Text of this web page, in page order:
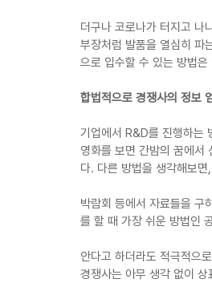
더구나 코로나가 터지고 나
부장처럼 발품을 열심히 파
으로 입수할 수 있는 방법은
합법적으로 경쟁사의 정보
기업에서 R&D를 진행하는
영화를 보면 간밤의 꿈에서
다. 다른 방법을 생각해보
박람회 등에서 자료들을 구
를 할 때 가장 쉬운 방법인
안다고 하더라도 적극적으
경쟁사는 아무 생각 없이